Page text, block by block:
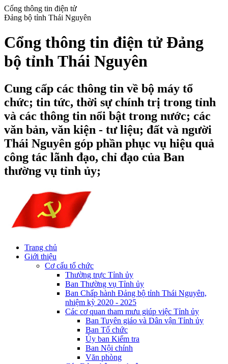
Cổng thông tin điện tử
Đảng bộ tỉnh Thái Nguyên
Cổng thông tin điện tử Đảng
bộ tỉnh Thái Nguyên
Cung cấp các thông tin về bộ máy tổ
chức; tin tức, thời sự chính trị trong tỉnh
và các thông tin nổi bật trong nước; các
văn bản, văn kiện - tư liệu; đất và người
Thái Nguyên góp phần phục vụ hiệu quả
công tác lãnh đạo, chỉ đạo của Ban
thường vụ tỉnh ủy;
Trang chủ
Giới thiệu
Cơ cấu tổ chức
Thường trực Tỉnh ủy
Ban Thường vụ Tỉnh ủy
Ban Chấp hành Đảng bộ tỉnh Thái Nguyên,
nhiệm kỳ 2020 - 2025
Các cơ quan tham mưu giúp việc Tỉnh ủy
Ban Tuyên giáo và Dân vận Tỉnh ủy
Ban Tổ chức
Ủy ban Kiểm tra
Ban Nội chính
Văn phòng